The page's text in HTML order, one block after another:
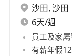
沙田, 沙田
6天/週
員工及家
有薪年假